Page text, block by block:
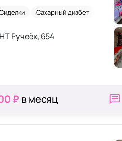
Сиделки Сахарный диабет
Ручеёк, 654
₽ в месяц